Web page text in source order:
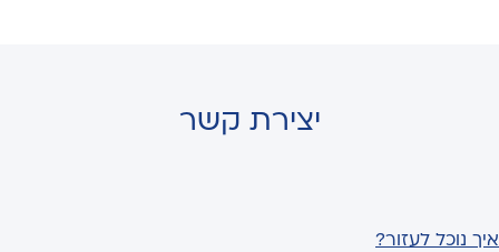
יצירת קשר
איך נוכל לעזור?